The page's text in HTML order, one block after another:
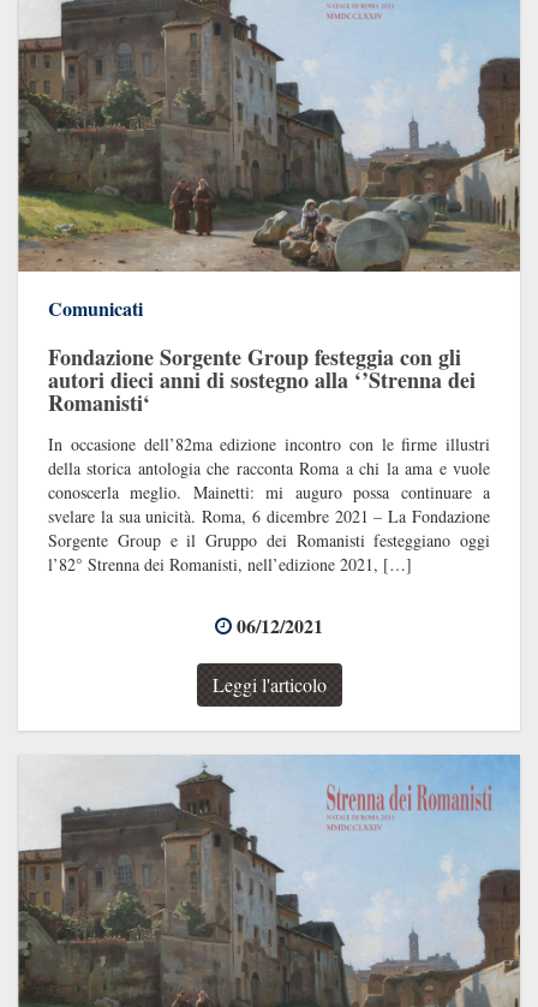
Comunicati
Fondazione Sorgente Group festeggia con gli
autori dieci anni di sostegno alla ‘’Strenna dei
Romanisti‘
In occasione dell’82ma edizione incontro con le firme illustri
della storica antologia che racconta Roma a chi la ama e vuole
conoscerla meglio. Mainetti: mi auguro possa continuare a
svelare la sua unicità. Roma, 6 dicembre 2021 – La Fondazione
Sorgente Group e il Gruppo dei Romanisti festeggiano oggi
l’82° Strenna dei Romanisti, nell’edizione 2021, […]
06/12/2021
Leggi l'articolo